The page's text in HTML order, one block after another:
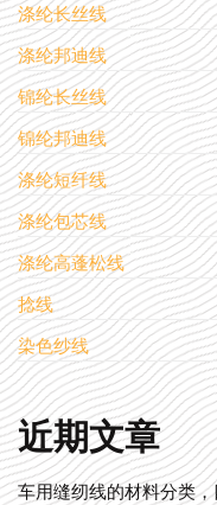
涤纶长丝线
涤纶邦迪线
锦纶长丝线
锦纶邦迪线
涤纶短纤线
涤纶包芯线
涤纶高蓬松线
捻线
染色纱线
近期文章
车用缝纫线的材料分类